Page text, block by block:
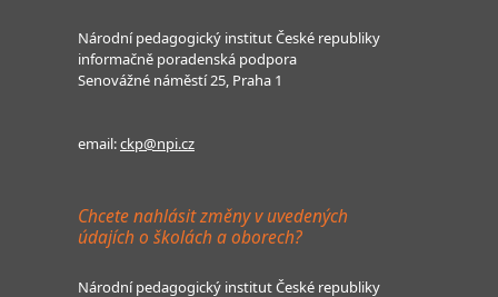
Národní pedagogický institut České republiky
informačně poradenská podpora
Senovážné náměstí 25, Praha 1
email:ckp@npi.cz
Chcete nahlásit změny v uvedených
údajích o školách a oborech?
Národní pedagogický institut České republiky